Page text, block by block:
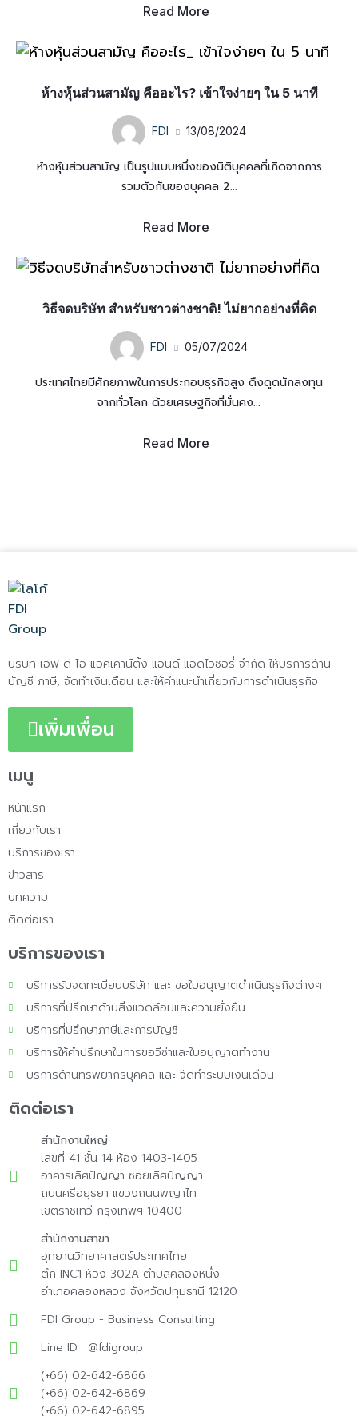
Read More
ห้างหุ้นส่วนสามัญ คืออะไร? เข้าใจง่ายๆ ใน 5 นาที
FDI 13/08/2024
ห้างหุ้นส่วนสามัญ เป็นรูปแบบหนึ่งของนิติบุคคลที่เกิดจากการ
รวมตัวกันของบุคคล 2...
Read More
วิธีจดบริษัท สำหรับชาวต่างชาติ! ไม่ยากอย่างที่คิด
FDI 05/07/2024
ประเทศไทยมีศักยภาพในการประกอบธุรกิจสูง ดึงดูดนักลงทุน
จากทั่วโลก ด้วยเศรษฐกิจที่มั่นคง...
Read More
บริษัท เอฟ ดี ไอ แอคเคาน์ติ้ง แอนด์ แอดไวซอรี่ จำกัด ให้บริการด้าน
บัญชี ภาษี, จัดทำเงินเดือน และให้คำแนะนำเกี่ยวกับการดำเนินธุรกิจ
เพิ่มเพื่อน
เมนู
หน้าแรก
เกี่ยวกับเรา
บริการของเรา
ข่าวสาร
บทความ
ติดต่อเรา
บริการของเรา
บริการรับจดทะเบียนบริษัท และ ขอใบอนุญาตดำเนินธุรกิจต่างๆ
บริการที่ปรึกษาด้านสิ่งแวดล้อมและความยั่งยืน
บริการที่ปรึกษาภาษีและการบัญชี
บริการให้คำปรึกษาในการขอวีซ่าและใบอนุญาตทำงาน
บริการด้านทรัพยากรบุคคล และ จัดทำระบบเงินเดือน
ติดต่อเรา
สำนักงานใหญ่
เลขที่ 41 ชั้น 14 ห้อง 1403-1405
อาคารเลิศปัญญา ซอยเลิศปัญญา
ถนนศรีอยุธยา แขวงถนนพญาไท
เขตราชเทวี กรุงเทพฯ 10400
สำนักงานสาขา
อุทยานวิทยาศาสตร์ประเทศไทย
ตึก INC1 ห้อง 302A ตำบลคลองหนึ่ง
อำเภอคลองหลวง จังหวัดปทุมธานี 12120
FDI Group - Business Consulting
Line ID : @fdigroup
(+66) 02-642-6866
(+66) 02-642-6869
(+66) 02-642-6895